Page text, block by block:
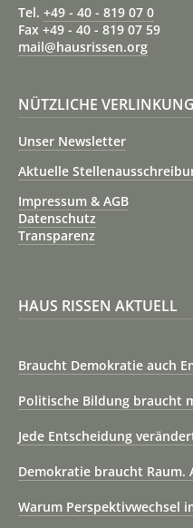
Tel. +49 - 40 - 819 07 0
Fax +49 - 40 - 819 07 59
mail@hausrissen.org
NÜTZLICHE
Unser Newsletter
Aktuelle
Impressum & AGB
Datenschutz
Transparenz
HAUS RISSEN AKTUELL
Braucht Demokratie auch
Politische Bildung braucht
Jede Entscheidung
Demokratie braucht Raum.
Warum Perspektivwechsel